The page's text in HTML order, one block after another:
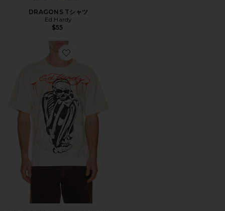
DRAGONS Tシャツ
Ed Hardy
$55
Favorite SKELE RHINESTONE ボクシーTシャツ